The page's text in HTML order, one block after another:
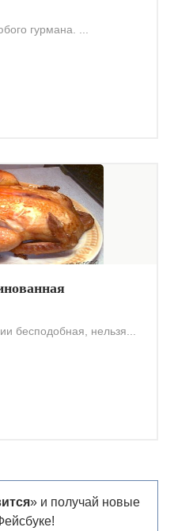
гурмана. ...
бесподобная, нельзя...
» и получай новые